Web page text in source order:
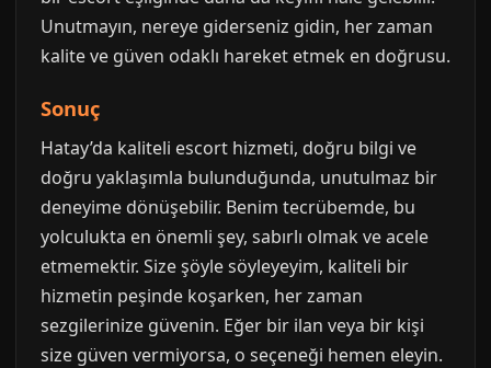
Unutmayın, nereye giderseniz gidin, her zaman
kalite ve güven odaklı hareket etmek en doğrusu.
Sonuç
Hatay’da kaliteli escort hizmeti, doğru bilgi ve
doğru yaklaşımla bulunduğunda, unutulmaz bir
deneyime dönüşebilir. Benim tecrübemde, bu
yolculukta en önemli şey, sabırlı olmak ve acele
etmemektir. Size şöyle söyleyeyim, kaliteli bir
hizmetin peşinde koşarken, her zaman
sezgilerinize güvenin. Eğer bir ilan veya bir kişi
size güven vermiyorsa, o seçeneği hemen eleyin.